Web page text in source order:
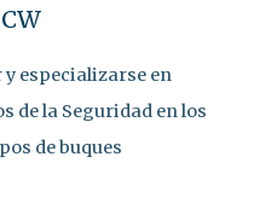
especializarse en
de la Seguridad en los
de buques